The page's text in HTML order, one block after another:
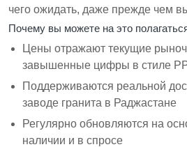
чего ожидать, даже прежде чем
Почему вы можете на это
Цены отражают текущие
завышенные цифры в стиле
Поддерживаются реальной
заводе гранита в Раджастане
Регулярно обновляются на
наличии и в спросе